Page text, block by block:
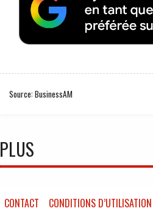
Source: BusinessAM
PLUS
CONTACT CONDITIONS D’UTILISATION